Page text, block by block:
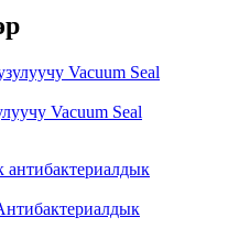
Vacuum Seal